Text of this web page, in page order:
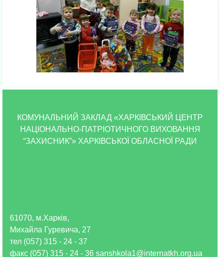
КОМУНАЛЬНИЙ ЗАКЛАД «ХАРКІВСЬКИЙ ЦЕНТР
НАЦІОНАЛЬНО-ПАТРІОТИЧНОГО ВИХОВАННЯ
“ЗАХИСНИК”» ХАРКІВСЬКОЇ ОБЛАСНОЇ РАДИ
61070, м.Харків,
Михайла Гуревича, 27
тел (057) 315 - 24 - 37
факс (057) 315 - 24 - 36 sanshkola1@internatkh.org.ua